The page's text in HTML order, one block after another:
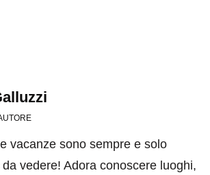
vacanze sono sempre e solo
da vedere! Adora conoscere luoghi,